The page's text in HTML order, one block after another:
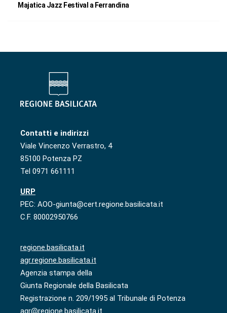
Majatica Jazz Festival a Ferrandina
Contatti e indirizzi
Viale Vincenzo Verrastro, 4
85100 Potenza PZ
Tel 0971 661111
URP
PEC: AOO-giunta@cert.regione.basilicata.it
C.F. 80002950766
regione.basilicata.it
agr.regione.basilicata.it
Agenzia stampa della
Giunta Regionale della Basilicata
Registrazione n. 209/1995 al Tribunale di Potenza
agr@regione.basilicata.it